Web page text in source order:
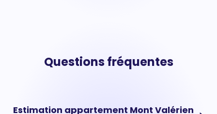
Questions fréquentes
Estimation appartement Mont Valérien